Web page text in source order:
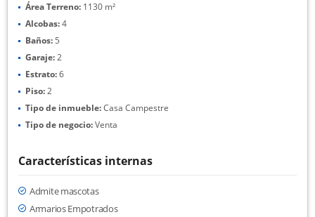
Área Terreno: 1130 m²
Alcobas:4
Baños: 5
Garaje:2
Estrato:6
Piso:2
Tipo de inmueble:Casa Campestre
Tipo de negocio:Venta
Características internas
Admite mascotas
Armarios Empotrados